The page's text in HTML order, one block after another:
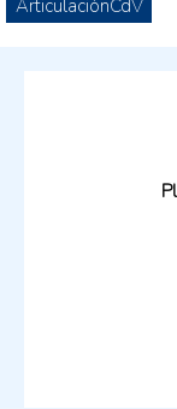
ArticulaciónCdV